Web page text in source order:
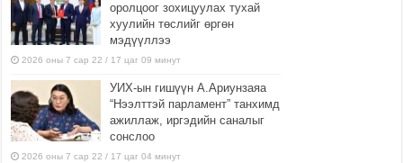
оролцоог зохицуулах тухай
хуулийн төслийг өргөн
мэдүүллээ
2026 оны 7 сар 22 / 17 цаг 09 минут
УИХ-ын гишүүн А.Ариунзаяа
“Нээлттэй парламент” танхимд
ажиллаж, иргэдийн саналыг
сонслоо
2026 оны 7 сар 22 / 17 цаг 04 минут